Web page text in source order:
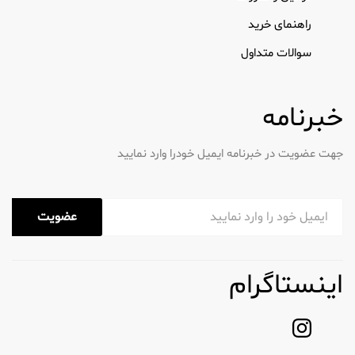
مراقبت از پوست در تاریخ هستند. این ماسک ها در
بیرون کشیدن ناخالصی ها و چربی اضافی از پوست شما
عالی هستند. گل دریای مرده سرشار از مواد معدنی و
سدیم است که به کاهش التهاب کمک می کند. ماسک
آنها فورا منافذ را باز می کنند
بافت پوست شما با لایه برداری ملایم بهبود
آنها با رادیکال های آزاد که پیری را تسریع
می کنند مبارزه می کنند
تعادل طبیعی پوست شما را حفظ می کنند
ماسک های ورقه ای و
هیدروژلی
راهنمای خرید
سوالات متداول
خبرنامه
جهت عضویت در خبرنامه ایمیل خودرا وارد نمایید
عضویت
اینستاگرام